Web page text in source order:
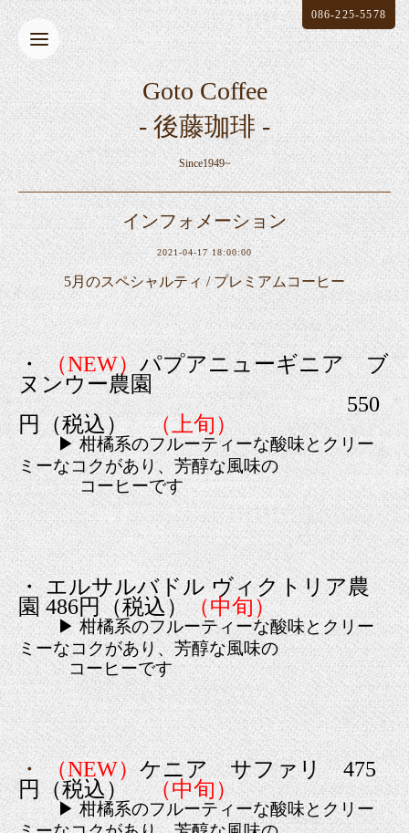
Goto Coffee
- 後藤珈琲 -
Since1949~
086-225-5578
インフォメーション
2021-04-17 18:00:00
5月のスペシャルティ / プレミアムコーヒー
・ （NEW） パプアニューギニアブ
ヌンウー農園
550
円（税込） （上旬）
▶ 柑橘系のフルーティーな酸味とクリー
ミーなコクがあり、芳醇な風味の
コーヒーです
・ エルサルバドル ヴィクトリア農
園 486円（税込）（中旬）
▶ 柑橘系のフルーティーな酸味とクリー
ミーなコクがあり、芳醇な風味の
コーヒーです
・ （NEW） ケニア サファリ 475
円（税込）
（中旬）
▶ 柑橘系のフルーティーな酸味とクリー